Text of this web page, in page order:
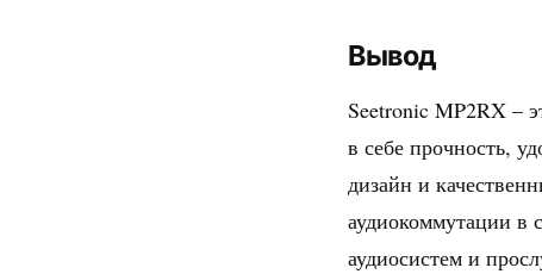
Вывод
Seetronic MP2RX –
в себе прочность,
дизайн и
аудиокоммутации в
аудиосистем и